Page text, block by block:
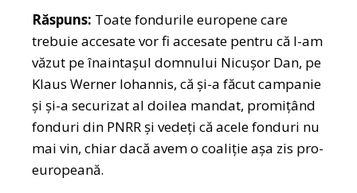
Răspuns: Toate fondurile europene care
trebuie accesate vor fi accesate pentru că l-am
văzut pe înaintașul domnului Nicușor Dan, pe
Klaus Werner Iohannis, că și-a făcut campanie
și și-a securizat al doilea mandat, promițând
fonduri din PNRR și vedeți că acele fonduri nu
mai vin, chiar dacă avem o coaliție așa zis pro-
europeană.